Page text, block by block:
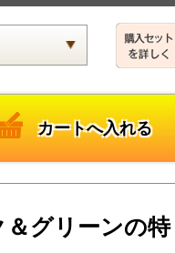
＆グリーンの特